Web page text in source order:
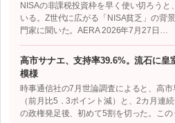
NISAの非課税投資枠を早く使い切ろうと
いる。Z世代に広がる「NISA貧乏」の背
門家に聞いた。AERA 2026年7月27日…
高市サナエ、支持率39.6%。流石に皇
模様
時事通信社の7月世論調査によると、高
（前月比5．3ポイント減）と、2カ月連
の政権発足後、初めて5割を切った。こ